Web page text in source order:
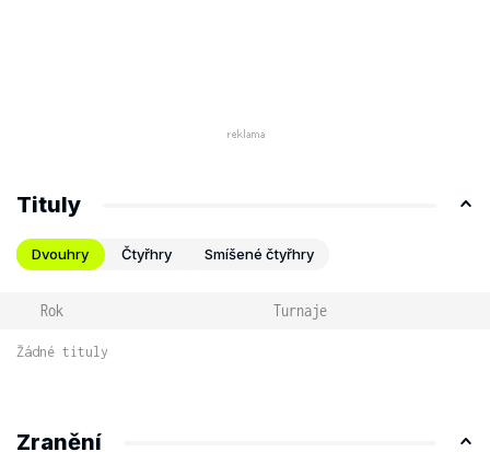
Tituly
Dvouhry Čtyřhry Smíšené čtyřhry
Rok Turnaje
Žádné tituly
Zranění